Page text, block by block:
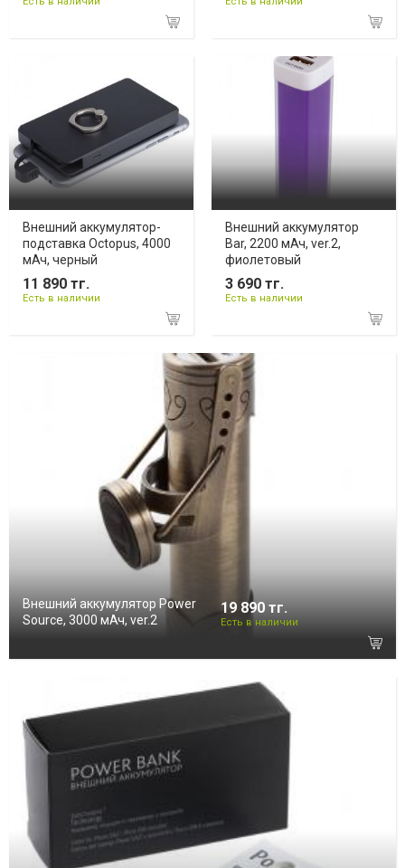
Внешний аккумулятор-
подставка Octopus, 4000
мАч, черный
11 890 тг.
Есть в наличии
Внешний аккумулятор
Bar, 2200 мАч, ver.2,
фиолетовый
3 690 тг.
Есть в наличии
Внешний аккумулятор Power
Source, 3000 мАч, ver.2
19 890 тг.
Есть в наличии